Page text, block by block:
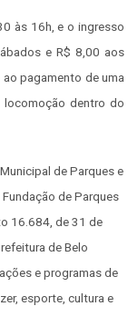
às 16h, e o ingresso
e R$ 8,00 aos
pagamento de uma
locomoção dentro do
de Parques e
de Parques
16.684, de 31 de
de Belo
e programas de
esporte, cultura e